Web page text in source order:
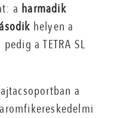
: a harmadik
helyen a
a TETRA SL
a